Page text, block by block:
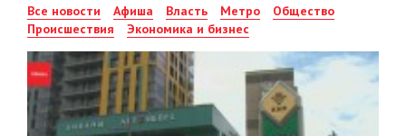
Все новости Афиша Власть Метро
Общество
Происшествия
Экономика и бизнес